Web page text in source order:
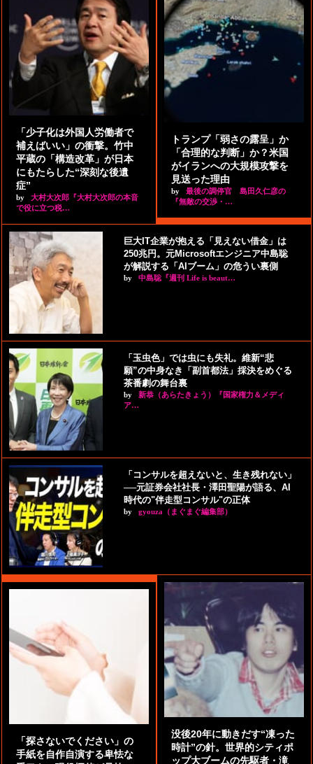
「少子化は外国人労働者で
補えばいい」の衝撃。竹中
平蔵の「構造改革」が日本
にもたらした“深刻な後遺
症”
by
大村大次郎『大村大次郎の本音
で役に立つ税…
トランプ「弱さの露呈」か
「合理的な判断」か？米国
がイランへの大規模攻撃を
見送った理由
by
最後の調停官 島田久仁彦の
『無敵の交渉・…
巨大IT企業が抱える「見えない借金」は
250兆円。元Microsoftエンジニア中島聡
が解説する「AIブーム」の危うい裏側
by 中島聡『週刊 Life is beaut…
「玉虫色」では虫にも失礼。維新“悲
願”の中身なき「副首都法」採決をめぐる
茶番劇の舞台裏
by
新恭（あらたきょう）『国家権力＆メディ
ア…
「コンサルを超えないと、生き残れない」
──元証券会社社長・澤田聖陽が語る、AI
時代の"伴走型コンサル"の正体
by gyouza（まぐまぐ編集部）
「探さないでください」の
手紙を自作自演する卑怯な
没後20年に動きだす“凍った
時計”の針。世界的シティポ
ップ大ブームの先駆者・滝